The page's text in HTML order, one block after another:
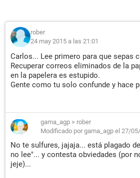
rober
24 may 2015 a las 21:01
Carlos... Lee primero para que sepas
Recuperar correos eliminados de la
en la papelera es estupido.
Gente como tu solo confunde y hace
gama_agp > rober
Modificado por gama_agp el 27/
No te sulfures, jajaja... está plagado
no lee"... y contesta obviedades (por
jeje)...